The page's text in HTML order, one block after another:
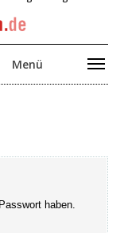
Menü
haben.